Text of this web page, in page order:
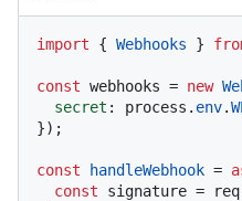
import { Webhooks }
const webhooks = new
secret : process. env.
});
const handleWebhook =
const signature =